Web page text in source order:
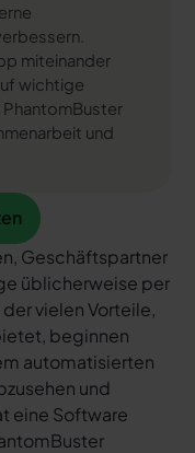
miteinander
wichtige
PhantomBuster
und
Geschäftspartner
üblicherweise per
vielen Vorteile,
beginnen
automatisierten
und
eine Software